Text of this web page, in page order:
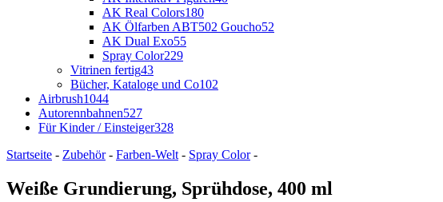
AK Real Colors180
AK Ölfarben ABT502 Goucho52
AK Dual Exo55
Spray Color229
Vitrinen fertig43
Bücher, Kataloge und Co102
Airbrush1044
Autorennbahnen527
Für Kinder / Einsteiger328
Startseite - Zubehör- Farben-Welt - Spray Color-
Weiße Grundierung, Sprühdose, 400 ml